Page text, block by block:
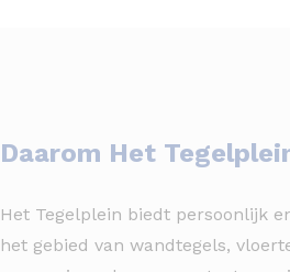
Daarom Het
Het Tegelplein biedt persoonlijk
het gebied van wandtegels,